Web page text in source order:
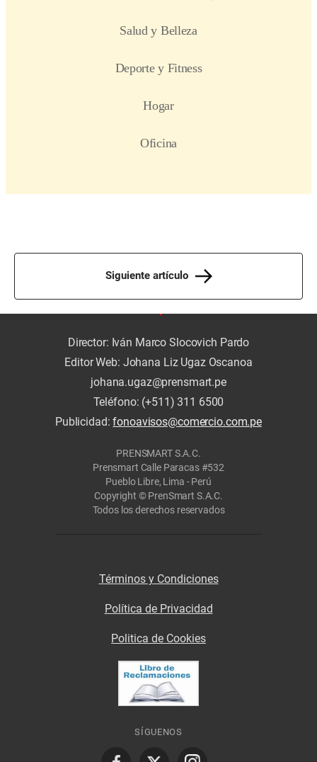
Siguiente artículo
Director: Iván Marco Slocovich Pardo
Editor Web: Johana Liz Ugaz Oscanoa
johana.ugaz@prensmart.pe
Teléfono: (+511) 311 6500
Publicidad:fonoavisos@comercio.com.pe
PRENSMART S.A.C.
Prensmart Calle Paracas #532
Pueblo Libre, Lima - Perú
Copyright © PrenSmart S.A.C.
Todos los derechos reservados
Términos y Condiciones
Política de Privacidad
Politica de Cookies
SÍGUENOS